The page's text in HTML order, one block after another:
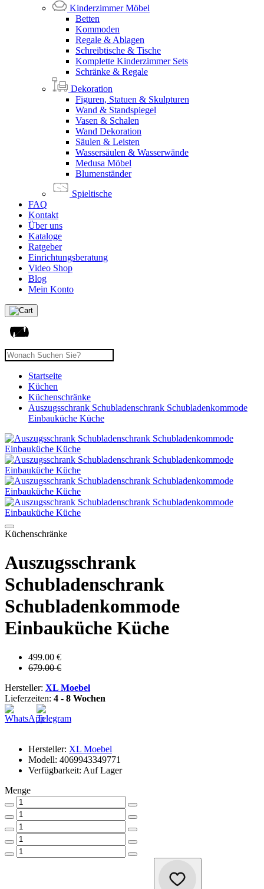
Kinderzimmer Möbel
Betten
Kommoden
Regale & Ablagen
Schreibtische & Tische
Komplette Kinderzimmer Sets
Schränke & Regale
Dekoration
Figuren, Statuen & Skulpturen
Wand & Standspiegel
Vasen & Schalen
Wand Dekoration
Säulen & Leisten
Wassersäulen & Wasserwände
Medusa Möbel
Blumenständer
Spieltische
FAQ
Kontakt
Über uns
Kataloge
Ratgeber
Einrichtungsberatung
Video Shop
Blog
Mein Konto
Startseite
Küchen
Küchenschränke
Auszugsschrank Schubladenschrank Schubladenkommode
Einbauküche Küche
Küchenschränke
Auszugsschrank
Schubladenschrank
Schubladenkommode
Einbauküche Küche
499.00 €
679.00 €
Hersteller: XL Moebel
Lieferzeiten: 4 - 8 Wochen
Hersteller: XL Moebel
Modell: 4069943349771
Verfügbarkeit: Auf Lager
Menge